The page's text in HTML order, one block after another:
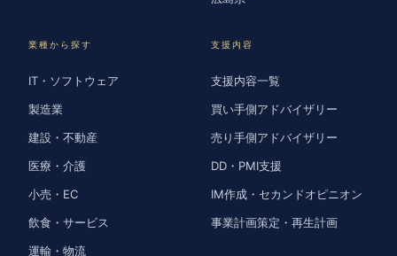
業種から探す
IT・ソフトウェア
製造業
建設・不動産
医療・介護
小売・EC
飲食・サービス
運輸・物流
支援内容
支援内容一覧
買い手側アドバイザリー
売り手側アドバイザリー
DD・PMI支援
IM作成・セカンドオピニオン
事業計画策定・再生計画